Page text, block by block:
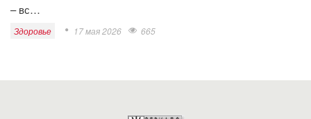
– вс…
Здоровье 17 мая 2026 665